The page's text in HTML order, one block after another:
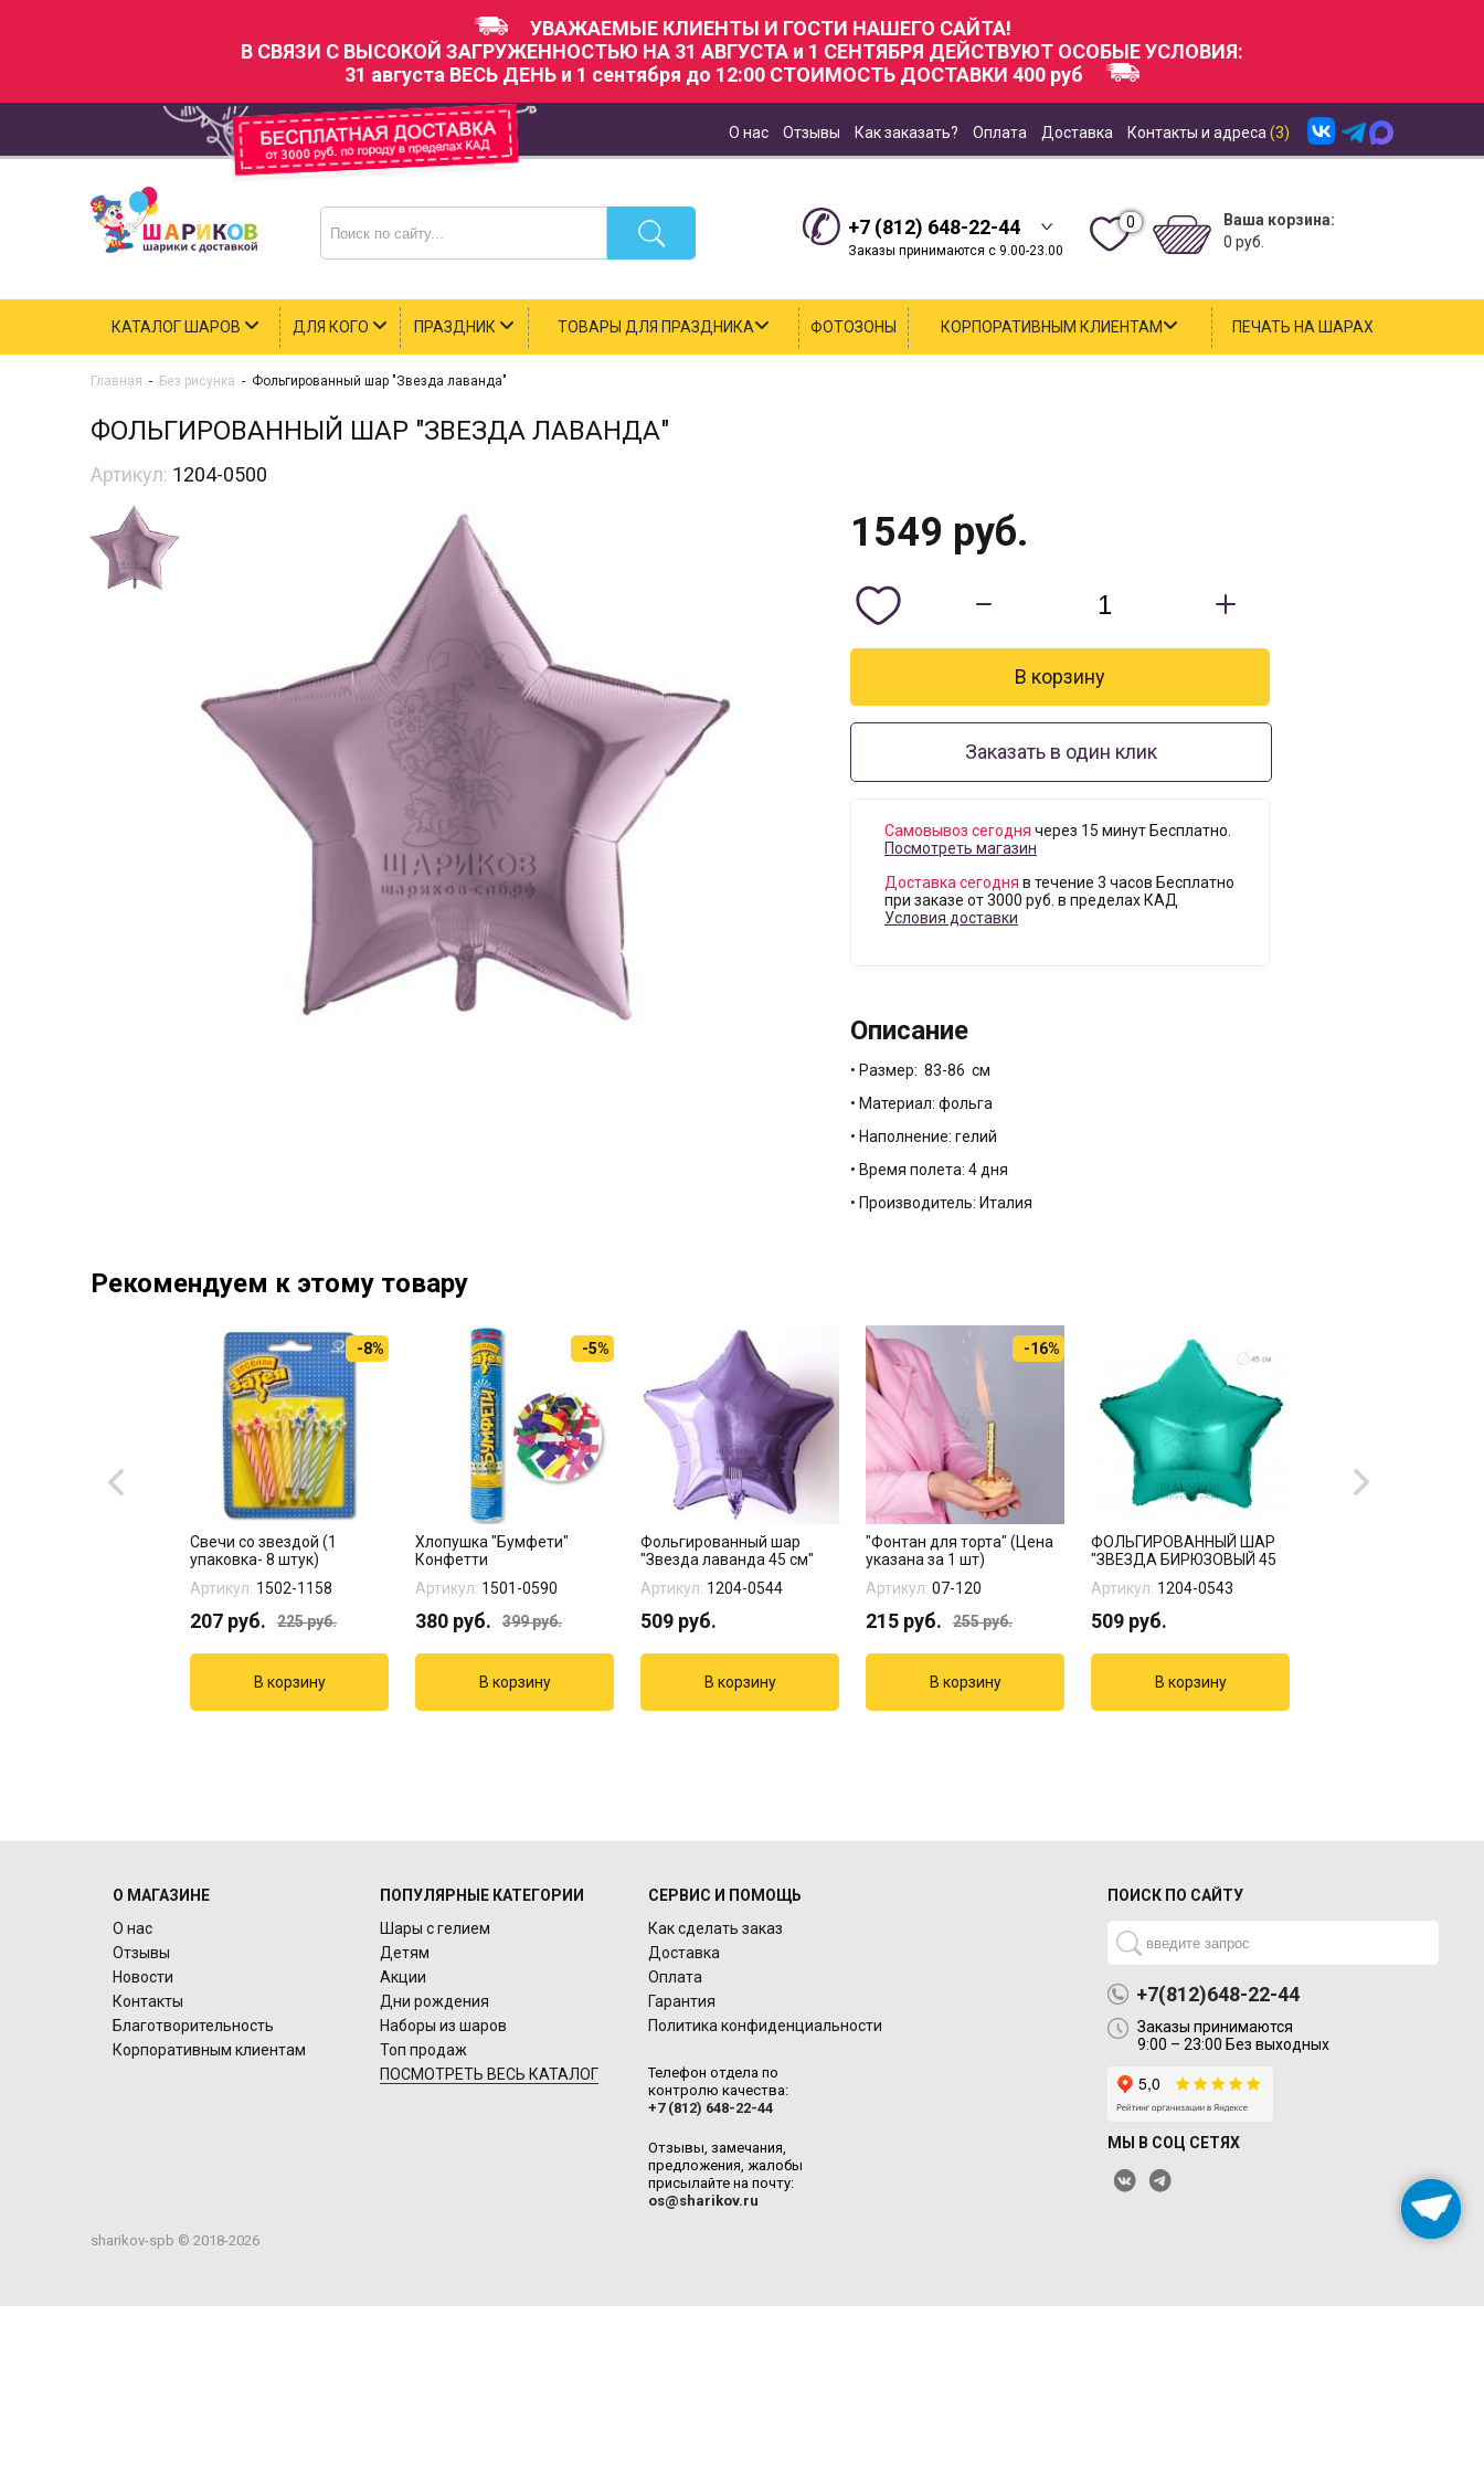
УВАЖАЕМЫЕ КЛИЕНТЫ И ГОСТИ НАШЕГО САЙТА!
В СВЯЗИ С ВЫСОКОЙ ЗАГРУЖЕННОСТЬЮ НА 31 АВГУСТА и 1 СЕНТЯБРЯ ДЕЙСТВУЮТ ОСОБЫЕ УСЛОВИЯ:
31 августа ВЕСЬ ДЕНЬ и 1 сентября до 12:00 СТОИМОСТЬ ДОСТАВКИ 400 руб
О нас Отзывы Как заказать? Оплата Доставка Контакты и адреса (3)
+7 (812) 648-22-44
Заказы принимаются с 9.00-23.00
0
Ваша корзина:
0 руб.
КАТАЛОГ ШАРОВ ДЛЯ КОГО ПРАЗДНИК ТОВАРЫ ДЛЯ ПРАЗДНИКА ФОТОЗОНЫ КОРПОРАТИВНЫМ КЛИЕНТАМ ПЕЧАТЬ НА ШАРАХ
Главная - Без рисунка - Фольгированный шар "Звезда лаванда"
ФОЛЬГИРОВАННЫЙ ШАР "ЗВЕЗДА ЛАВАНДА"
Артикул: 1204-0500
1549 руб.
Заказать в один клик
Самовывоз сегодня через 15 минут Бесплатно.
Посмотреть магазин
Доставка сегодня в течение 3 часов Бесплатно
при заказе от 3000 руб. в пределах КАД
Условия доставки
Описание
• Размер: 83-86 см
• Материал: фольга
• Наполнение: гелий
• Время полета: 4 дня
• Производитель: Италия
Рекомендуем к этому товару
-8%
Свечи со звездой (1
упаковка- 8 штук)
Артикул: 1502-1158
207 руб. 225руб.
-5%
Хлопушка "Бумфети"
Конфетти
Артикул: 1501-0590
380 руб. 399руб.
Фольгированный шар
"Звезда лаванда 45 см"
Артикул: 1204-0544
509 руб.
-16%
"Фонтан для торта" (Цена
указана за 1 шт)
Артикул: 07-120
215 руб. 255руб.
ФОЛЬГИРОВАННЫЙ ШАР
"ЗВЕЗДА БИРЮЗОВЫЙ 45
Артикул: 1204-0543
509 руб.
О МАГАЗИНЕ
О нас
Отзывы
Новости
Контакты
Благотворительность
Корпоративным клиентам
ПОПУЛЯРНЫЕ КАТЕГОРИИ
Шары с гелием
Детям
Акции
Дни рождения
Наборы из шаров
Топ продаж
ПОСМОТРЕТЬ ВЕСЬ КАТАЛОГ
СЕРВИС И ПОМОЩЬ
Как сделать заказ
Доставка
Оплата
Гарантия
Политика конфиденциальности
Телефон отдела по
контролю качества:
+7 (812) 648-22-44
Отзывы, замечания,
предложения, жалобы
присылайте на почту:
os@sharikov.ru
ПОИСК ПО САЙТУ
+7(812)648-22-44
Заказы принимаются
9:00 – 23:00 Без выходных
МЫ В СОЦ СЕТЯХ
sharikov-spb © 2018-2026